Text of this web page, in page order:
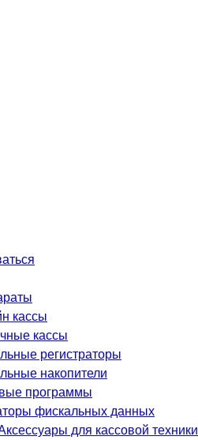
кассы
кассы
регистраторы
накопители
программы
фискальных данных
для кассовой техники